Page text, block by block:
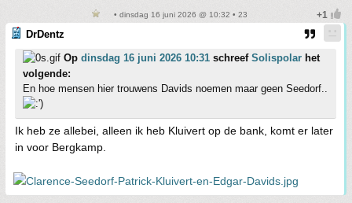
• dinsdag 16 juni 2026 @ 10:32 • 23
DrDentz
Op dinsdag 16 juni 2026 10:31 schreef Solispolar het
volgende:
En hoe mensen hier trouwens Davids noemen maar geen Seedorf..
Ik heb ze allebei, alleen ik heb Kluivert op de bank, komt er later
in voor Bergkamp.